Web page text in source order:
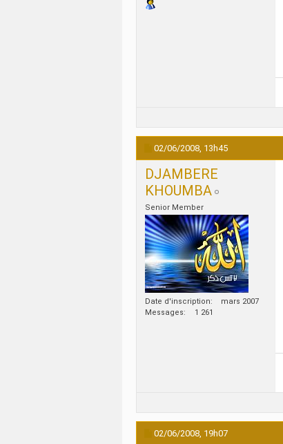
02/06/2008, 13h45
DJAMBERE
KHOUMBA
Senior Member
Date d'inscription
mars 2007
Messages
1 261
02/06/2008, 19h07